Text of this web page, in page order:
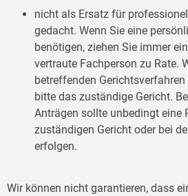
nicht als Ersatz für
gedacht. Wenn Sie eine
benötigen, ziehen Sie immer
vertraute Fachperson zu Rate.
betreffenden
bitte das zuständige Gericht.
Anträgen sollte unbedingt eine
zuständigen Gericht oder bei
erfolgen.
Wir können nicht garantieren, dass